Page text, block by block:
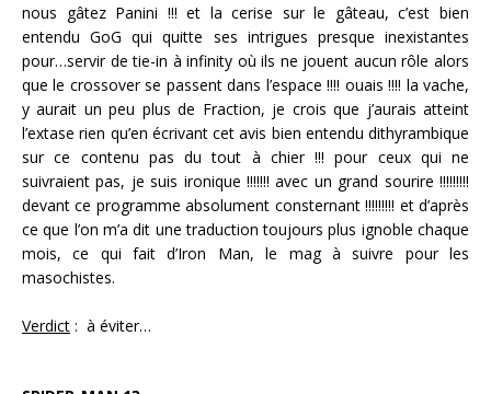
nous gâtez Panini !!! et la cerise sur le gâteau, c’est bien
entendu GoG qui quitte ses intrigues presque inexistantes
pour…servir de tie-in à infinity où ils ne jouent aucun rôle alors
que le crossover se passent dans l’espace !!!! ouais !!!! la vache,
y aurait un peu plus de Fraction, je crois que j’aurais atteint
l’extase rien qu’en écrivant cet avis bien entendu dithyrambique
sur ce contenu pas du tout à chier !!! pour ceux qui ne
suivraient pas, je suis ironique !!!!!!! avec un grand sourire !!!!!!!!!
devant ce programme absolument consternant !!!!!!!!! et d’après
ce que l’on m’a dit une traduction toujours plus ignoble chaque
mois, ce qui fait d’Iron Man, le mag à suivre pour les
masochistes.
Verdict : à éviter…